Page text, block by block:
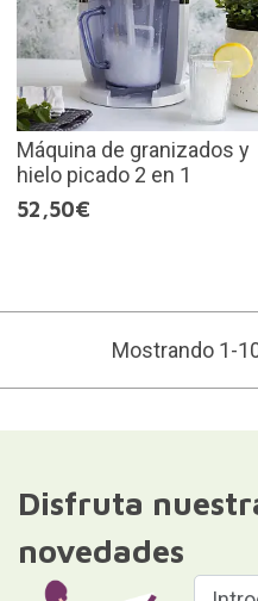
Máquina de granizados y
hielo picado 2 en 1
52,50€
Mostrando 1-
Disfruta
novedades